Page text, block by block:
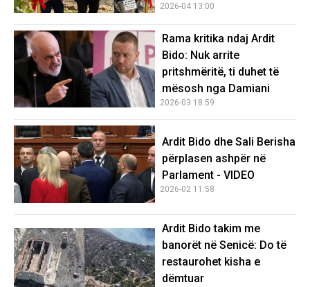
2026-04 13:00
Rama kritika ndaj Ardit
Bido: Nuk arrite
pritshmëritë, ti duhet të
mësosh nga Damiani
2026-03 18:59
Ardit Bido dhe Sali Berisha
përplasen ashpër në
Parlament - VIDEO
2026-02 11:58
Ardit Bido takim me
banorët në Senicë: Do të
restaurohet kisha e
dëmtuar